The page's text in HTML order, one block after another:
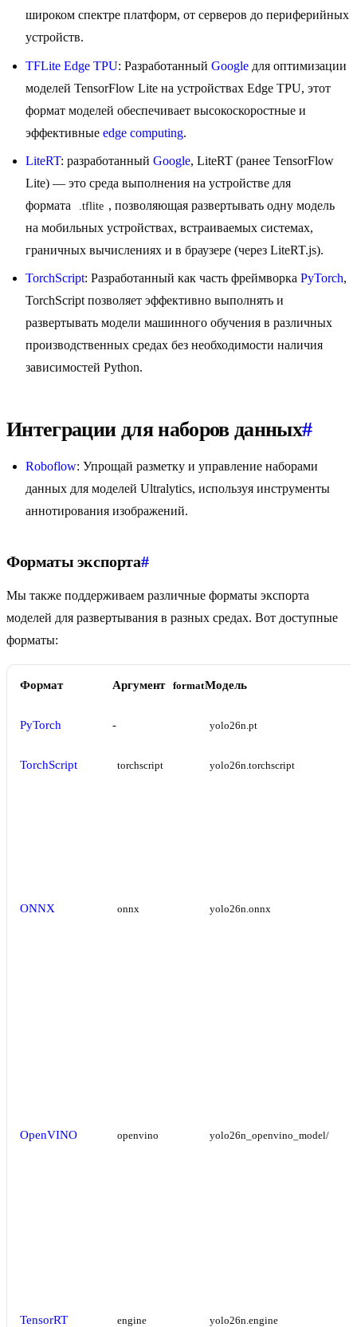
широком спектре платформ, от серверов до периферийных
устройств.
TFLite Edge TPU: Разработанный Google для оптимизации
моделей TensorFlow Lite на устройствах Edge TPU, этот
формат моделей обеспечивает высокоскоростные и
эффективные edge computing.
LiteRT: разработанный Google, LiteRT (ранее TensorFlow
Lite) — это среда выполнения на устройстве для
формата
.tflite , позволяющая развертывать одну модель
на мобильных устройствах, встраиваемых системах,
граничных вычислениях и в браузере (через LiteRT.js).
TorchScript: Разработанный как часть фреймворка PyTorch,
TorchScript позволяет эффективно выполнять и
развертывать модели машинного обучения в различных
производственных средах без необходимости наличия
зависимостей Python.
Интеграции для наборов данных#
Roboflow: Упрощай разметку и управление наборами
данных для моделей Ultralytics, используя инструменты
аннотирования изображений.
Форматы экспорта#
Мы также поддерживаем различные форматы экспорта
моделей для развертывания в разных средах. Вот доступные
форматы:
Формат Аргумент formatМодель
PyTorch - yolo26n.pt
TorchScript torchscript yolo26n.torchscript
ONNX onnx yolo26n.onnx
OpenVINO openvino yolo26n_openvino_model/
TensorRT engine yolo26n.engine